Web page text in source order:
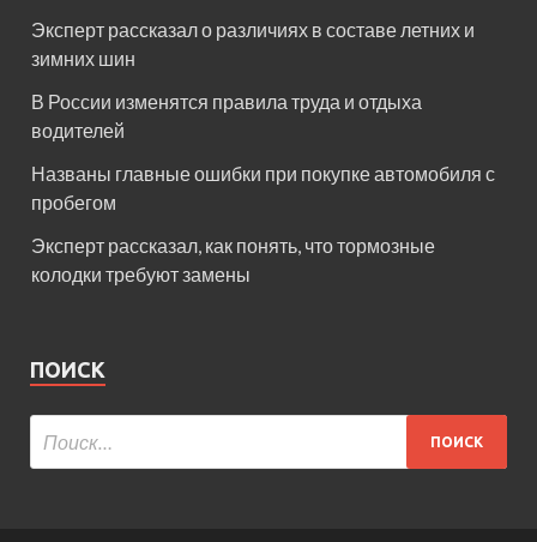
Эксперт рассказал о различиях в составе летних и
зимних шин
В России изменятся правила труда и отдыха
водителей
Названы главные ошибки при покупке автомобиля с
пробегом
Эксперт рассказал, как понять, что тормозные
колодки требуют замены
ПОИСК